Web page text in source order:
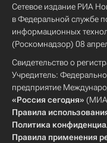
Сетевое издание РИА
в Федеральной службе
информационных
(Роскомнадзор) 08
Свидетельство о
Учредитель:
предприятие
«Россия сегодня» (МИА
Правила
Политика
Правила применения